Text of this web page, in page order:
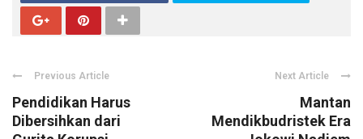
Previous Article
Pendidikan Harus
Dibersihkan dari
Next Article
Mantan
Mendikbudristek Era